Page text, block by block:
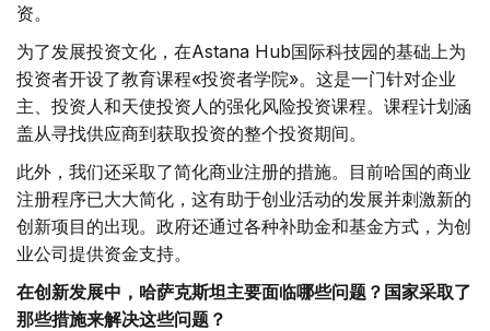
资。
为了发展投资文化，在Astana Hub国际科技园的基础上为
投资者开设了教育课程«投资者学院»。这是一门针对企业
主、投资人和天使投资人的强化风险投资课程。课程计划涵
盖从寻找供应商到获取投资的整个投资期间。
此外，我们还采取了简化商业注册的措施。目前哈国的商业
注册程序已大大简化，这有助于创业活动的发展并刺激新的
创新项目的出现。政府还通过各种补助金和基金方式，为创
业公司提供资金支持。
在创新发展中，哈萨克斯坦主要面临哪些问题？国家采取了
那些措施来解决这些问题？